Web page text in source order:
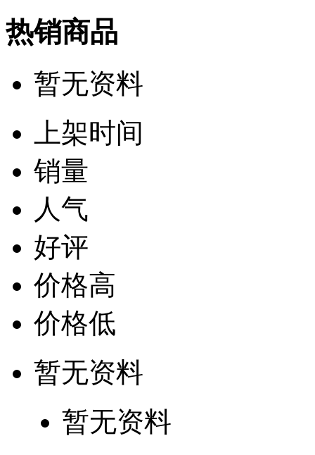
热销商品
暂无资料
上架时间
销量
人气
好评
价格高
价格低
暂无资料
暂无资料